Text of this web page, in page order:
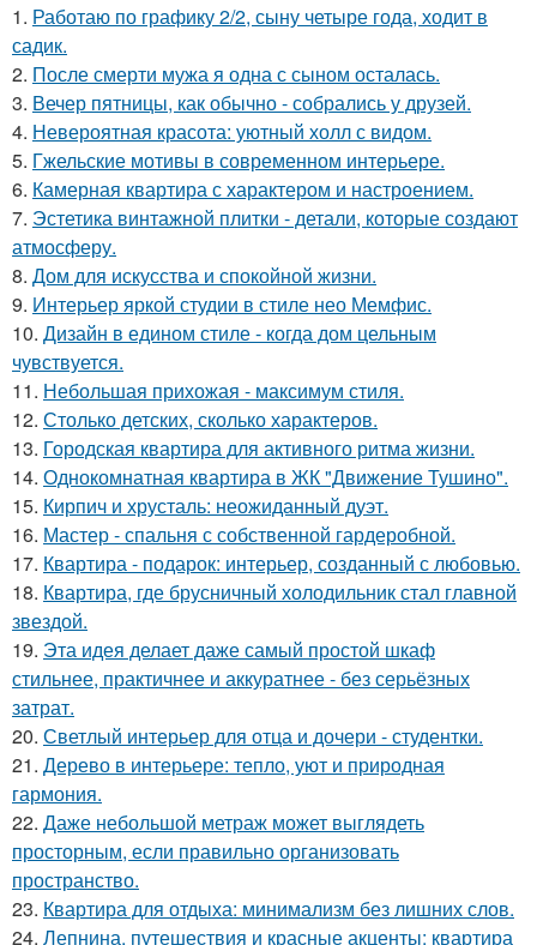
1. Работаю по графику 2/2, сыну четыре года, ходит в
садик.
2. После смерти мужа я одна с сыном осталась.
3. Вечер пятницы, как обычно - собрались у друзей.
4. Невероятная красота: уютный холл с видом.
5. Гжельские мотивы в современном интерьере.
6. Камерная квартира с характером и настроением.
7. Эстетика винтажной плитки - детали, которые создают
атмосферу.
8. Дом для искусства и спокойной жизни.
9. Интерьер яркой студии в стиле нео Мемфис.
10. Дизайн в едином стиле - когда дом цельным
чувствуется.
11. Небольшая прихожая - максимум стиля.
12. Столько детских, сколько характеров.
13. Городская квартира для активного ритма жизни.
14. Однокомнатная квартира в ЖК "Движение Тушино".
15. Кирпич и хрусталь: неожиданный дуэт.
16. Мастер - спальня с собственной гардеробной.
17. Квартира - подарок: интерьер, созданный с любовью.
18. Квартира, где брусничный холодильник стал главной
звездой.
19. Эта идея делает даже самый простой шкаф
стильнее, практичнее и аккуратнее - без серьёзных
затрат.
20. Светлый интерьер для отца и дочери - студентки.
21. Дерево в интерьере: тепло, уют и природная
гармония.
22. Даже небольшой метраж может выглядеть
просторным, если правильно организовать
пространство.
23. Квартира для отдыха: минимализм без лишних слов.
24. Лепнина, путешествия и красные акценты: квартира